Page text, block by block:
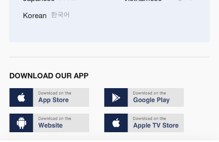
Korean 한국어
DOWNLOAD OUR APP